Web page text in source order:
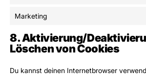
Marketing
8. Aktivierung/
Löschen von Cookies
Du kannst deinen Internetbrowser